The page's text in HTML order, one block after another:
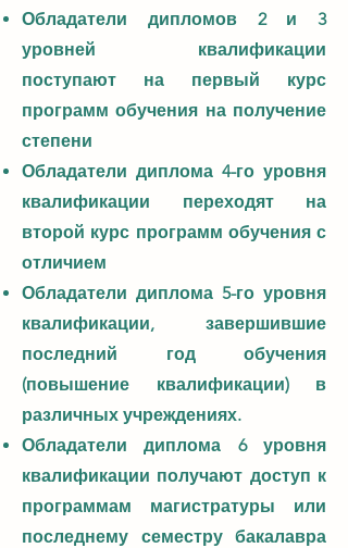
Обладатели дипломов 2 и 3
уровней квалификации
поступают на первый курс
программ обучения на получение
степени
Обладатели диплома 4-го уровня
квалификации переходят на
второй курс программ обучения с
отличием
Обладатели диплома 5-го уровня
квалификации, завершившие
последний год обучения
(повышение квалификации) в
различных учреждениях.
Обладатели диплома 6 уровня
квалификации получают доступ к
программам магистратуры или
последнему семестру бакалавра